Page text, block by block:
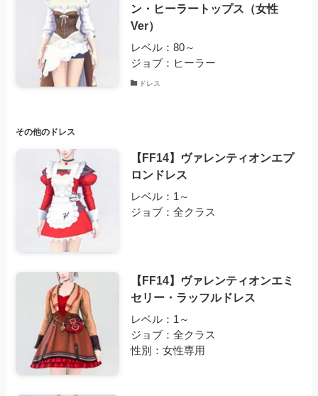
ン・ヒーラートップス（女性
Ver）
レベル：80～
ジョブ：ヒーラー
ドレス
その他のドレス
【FF14】ヴァレンティオンエプ
ロンドレス
レベル：1～
ジョブ：全クラス
【FF14】ヴァレンティオンエミ
セリー・ラッフルドレス
レベル：1～
ジョブ：全クラス
性別：女性専用